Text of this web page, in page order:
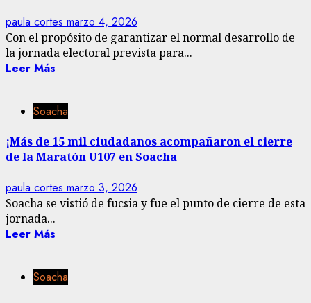
paula cortes marzo 4, 2026
Con el propósito de garantizar el normal desarrollo de
la jornada electoral prevista para...
Leer Más
Soacha
¡Más de 15 mil ciudadanos acompañaron el cierre
de la Maratón U107 en Soacha
paula cortes marzo 3, 2026
Soacha se vistió de fucsia y fue el punto de cierre de esta
jornada...
Leer Más
Soacha